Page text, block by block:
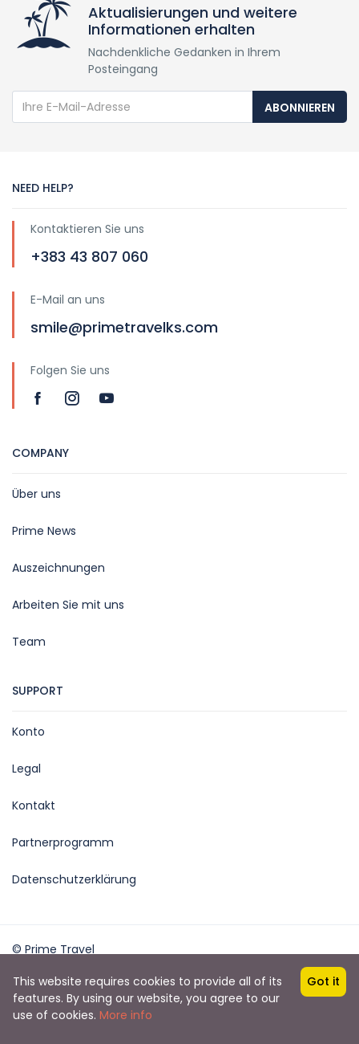
Aktualisierungen und weitere
Informationen erhalten
Nachdenkliche Gedanken in Ihrem
Posteingang
ABONNIEREN
NEED HELP?
Kontaktieren Sie uns
+383 43 807 060
E-Mail an uns
smile@primetravelks.com
Folgen Sie uns
COMPANY
Über uns
Prime News
Auszeichnungen
Arbeiten Sie mit uns
Team
SUPPORT
Konto
Legal
Kontakt
Partnerprogramm
Datenschutzerklärung
© Prime Travel
Powered: outwork.ch
and request()->cookie('booking_cookie_agreement_enable')
!=1 and !is_api() and
This website requires cookies to provide all of its
features. By using our website, you agree to our
use of cookies. More info
Got it